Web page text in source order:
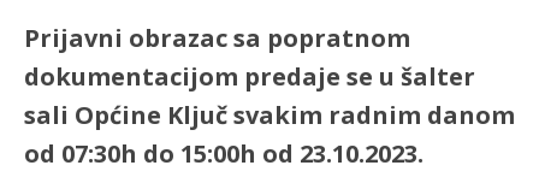
Prijavni obrazac sa popratnom
dokumentacijom predaje se u šalter
sali Općine Ključ svakim radnim danom
od 07:30h do 15:00h od 23.10.2023.